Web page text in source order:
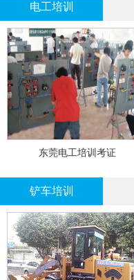
电工培训
东莞电工培训考证
铲车培训